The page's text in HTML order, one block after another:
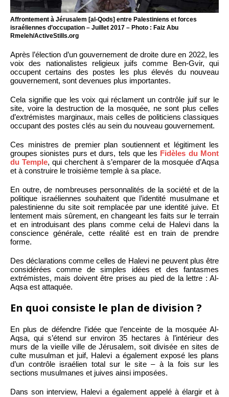
Affrontement à Jérusalem [al-Qods] entre Palestiniens et forces
israéliennes d’occupation – Juillet 2017 – Photo : Faiz Abu
Rmeleh/ActiveStills.org
Après l’élection d’un gouvernement de droite dure en 2022, les
voix des nationalistes religieux juifs comme Ben-Gvir, qui
occupent certains des postes les plus élevés du nouveau
gouvernement, sont devenues plus importantes.
Cela signifie que les voix qui réclament un contrôle juif sur le
site, voire la destruction de la mosquée, ne sont plus celles
d’extrémistes marginaux, mais celles de politiciens classiques
occupant des postes clés au sein du nouveau gouvernement.
Ces ministres de premier plan soutiennent et légitiment les
groupes sionistes purs et durs, tels que les Fidèles du Mont
du Temple, qui cherchent à s’emparer de la mosquée d’Aqsa
et à construire le troisième temple à sa place.
En outre, de nombreuses personnalités de la société et de la
politique israéliennes souhaitent que l’identité musulmane et
palestinienne du site soit remplacée par une identité juive. Et
lentement mais sûrement, en changeant les faits sur le terrain
et en introduisant des plans comme celui de Halevi dans la
conscience générale, cette réalité est en train de prendre
forme.
Des déclarations comme celles de Halevi ne peuvent plus être
considérées comme de simples idées et des fantasmes
extrémistes, mais doivent être prises au pied de la lettre : Al-
Aqsa est attaquée.
En quoi consiste le plan de division ?
En plus de défendre l’idée que l’enceinte de la mosquée Al-
Aqsa, qui s’étend sur environ 35 hectares à l’intérieur des
murs de la vieille ville de Jérusalem, soit divisée en sites de
culte musulman et juif, Halevi a également exposé les plans
d’un contrôle israélien total sur le site – à la fois sur les
sections musulmanes et juives ainsi imposées.
Dans son interview, Halevi a également appelé à élargir et à